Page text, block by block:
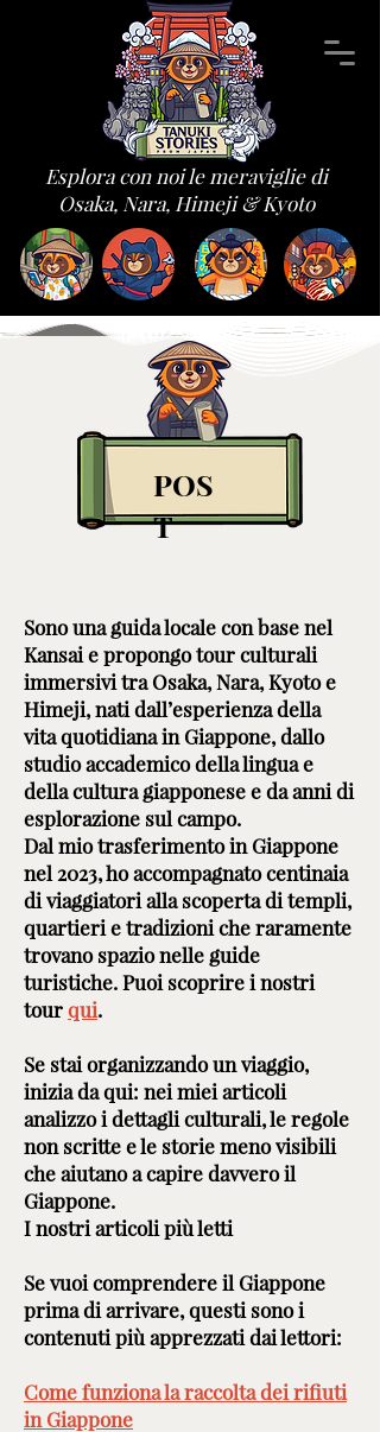
Esplora con noi le meraviglie di
Osaka, Nara, Himeji & Kyoto
POS
T
Sono una guida locale con base nel
Kansai e propongo tour culturali
immersivi tra Osaka, Nara, Kyoto e
Himeji, nati dall’esperienza della
vita quotidiana in Giappone, dallo
studio accademico della lingua e
della cultura giapponese e da anni di
esplorazione sul campo.
Dal mio trasferimento in Giappone
nel 2023, ho accompagnato centinaia
di viaggiatori alla scoperta di templi,
quartieri e tradizioni che raramente
trovano spazio nelle guide
turistiche. Puoi scoprire i nostri
tourqui.
Se stai organizzando un viaggio,
inizia da qui: nei miei articoli
analizzo i dettagli culturali, le regole
non scritte e le storie meno visibili
che aiutano a capire davvero il
Giappone.
I nostri articoli più letti
Se vuoi comprendere il Giappone
prima di arrivare, questi sono i
contenuti più apprezzati dai lettori:
Come funziona la raccolta dei rifiuti
in Giappone